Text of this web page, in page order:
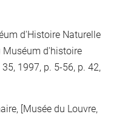
d'Histoire Naturelle
Muséum d'histoire
1997, p. 5-56, p. 42,
[Musée du Louvre,